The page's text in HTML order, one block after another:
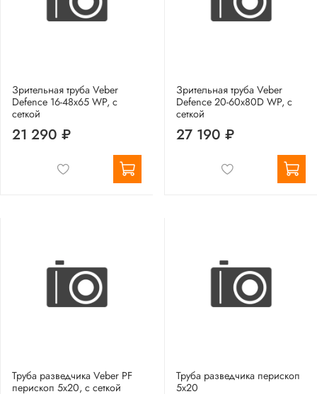
Зрительная труба Veber
Defence 16-48x65 WP, с
сеткой
21 290 ₽
Зрительная труба Veber
Defence 20-60x80D WP, с
сеткой
27 190 ₽
Труба разведчика Veber PF
перископ 5x20, с сеткой
Труба разведчика перископ
5x20